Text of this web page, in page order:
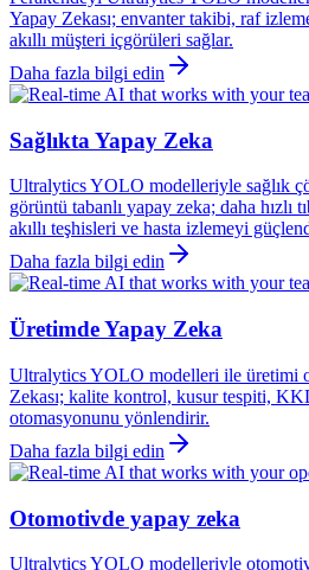
Yapay Zekası; envanter takibi, raf
akıllı müşteri içgörüleri sağlar.
Daha fazla bilgi edin
Sağlıkta Yapay Zeka
Ultralytics YOLO modelleriyle sağlık
görüntü tabanlı yapay zeka; daha hızlı
akıllı teşhisleri ve hasta izlemeyi
Daha fazla bilgi edin
Üretimde Yapay Zeka
Ultralytics YOLO modelleri ile üretimi
Zekası; kalite kontrol, kusur tespiti,
otomasyonunu yönlendirir.
Daha fazla bilgi edin
Otomotivde yapay zeka
Ultralytics YOLO modelleriyle